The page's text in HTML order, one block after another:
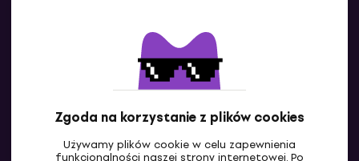
Zgoda na korzystanie z plików cookies
Używamy plików cookie w celu zapewnienia
funkcjonalności naszej strony internetowej. Po
Skontaktuj się z nami